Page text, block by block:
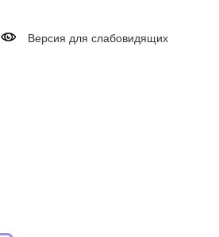
Версия для слабовидящих